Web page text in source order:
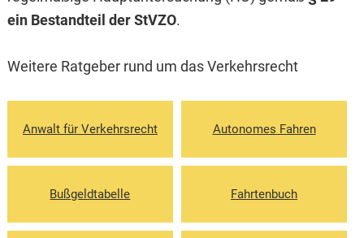
ein Bestandteil der StVZO.
Weitere Ratgeber rund um das Verkehrsrecht
Anwalt für Verkehrsrecht Autonomes Fahren
Bußgeldtabelle Fahrtenbuch